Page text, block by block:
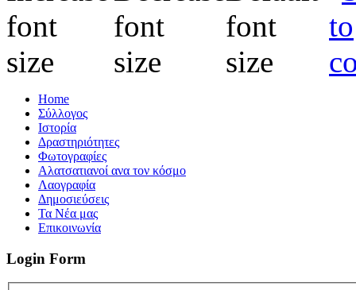
Home
Σύλλογος
Iστορία
Δραστηριότητες
Φωτογραφίες
Αλατσατιανοί ανα τον κόσμο
Λαογραφία
Δημοσιεύσεις
Τα Νέα μας
Επικοινωνία
Login Form